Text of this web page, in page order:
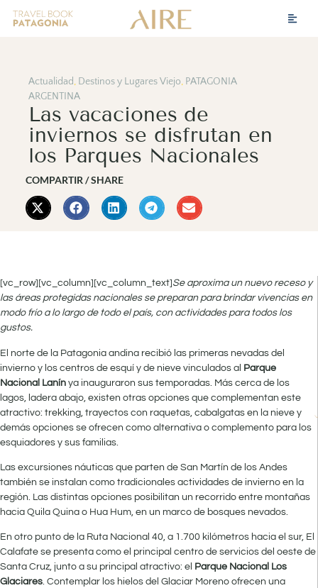
Actualidad, Destinos y Lugares Viejo, PATAGONIA
ARGENTINA
Las vacaciones de
inviernos se disfrutan en
los Parques Nacionales
COMPARTIR / SHARE
[vc_row][vc_column][vc_column_text] Se aproxima un nuevo receso y
las áreas protegidas nacionales se preparan para brindar vivencias en
modo frío a lo largo de todo el país, con actividades para todos los
gustos.
El norte de la Patagonia andina recibió las primeras nevadas del
invierno y los centros de esquí y de nieve vinculados al Parque
Nacional Lanín ya inauguraron sus temporadas. Más cerca de los
lagos, ladera abajo, existen otras opciones que complementan este
atractivo: trekking, trayectos con raquetas, cabalgatas en la nieve y
demás opciones se ofrecen como alternativa o complemento para los
esquiadores y sus familias.
Las excursiones náuticas que parten de San Martín de los Andes
también se instalan como tradicionales actividades de invierno en la
región. Las distintas opciones posibilitan un recorrido entre montañas
hacia Quila Quina o Hua Hum, en un marco de bosques nevados.
En otro punto de la Ruta Nacional 40, a 1.700 kilómetros hacia el sur, El
Calafate se presenta como el principal centro de servicios del oeste de
Santa Cruz, junto a su principal atractivo: el Parque Nacional Los
Glaciares. Contemplar los hielos del Glaciar Moreno ofrecen una